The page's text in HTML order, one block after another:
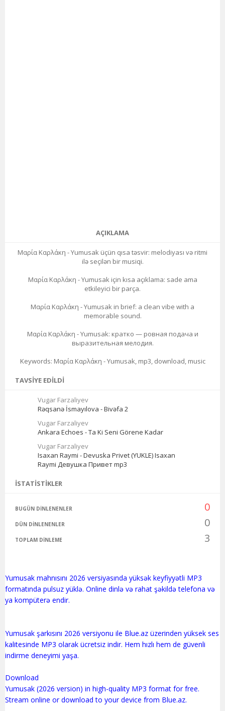
AÇIKLAMA
Μαρία Καρλάκη - Yumusak üçün qısa təsvir: melodiyası və ritmi
ilə seçilən bir musiqi.
Μαρία Καρλάκη - Yumusak için kısa açıklama: sade ama
etkileyici bir parça.
Μαρία Καρλάκη - Yumusak in brief: a clean vibe with a
memorable sound.
Μαρία Καρλάκη - Yumusak: кратко — ровная подача и
выразительная мелодия.
Keywords: Μαρία Καρλάκη - Yumusak, mp3, download, music
TAVSIYE EDILDI
Vugar Farzaliyev
Rəqsanə İsmayılova - Bivəfa 2
Vugar Farzaliyev
Ankara Echoes - Ta Ki Seni Görene Kadar
Vugar Farzaliyev
Isaxan Raymi - Devuska Privet (YUKLE) Isaxan
Raymi Девушка Привет mp3
İSTATISTIKLER
BUGÜN DINLENENLER 0
DÜN DINLENENLER 0
TOPLAM DINLEME 3
Yumusak mahnısını 2026 versiyasında yüksək keyfiyyətli MP3
formatında pulsuz yüklə. Online dinlə və rahat şəkildə telefona və
ya kompüterə endir.
Yumusak şarkısını 2026 versiyonu ile Blue.az üzerinden yüksek ses
kalitesinde MP3 olarak ücretsiz indir. Hem hızlı hem de güvenli
indirme deneyimi yaşa.
Download
Yumusak (2026 version) in high-quality MP3 format for free.
Stream online or download to your device from Blue.az.